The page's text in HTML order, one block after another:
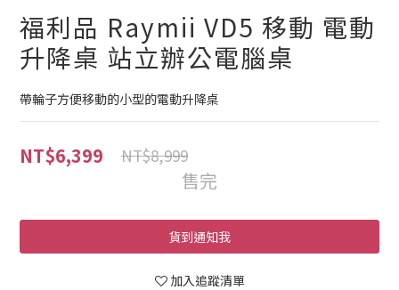
福利品 Raymii VD5 移動 電動
升降桌 站立辦公電腦桌
帶輪子方便移動的小型的電動升降桌
NT$6,399 NT$8,999
售完
貨到通知我
加入追蹤清單